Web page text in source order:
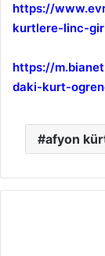
https://
kurtlere-linc-
https://
daki-kurt-
afyon